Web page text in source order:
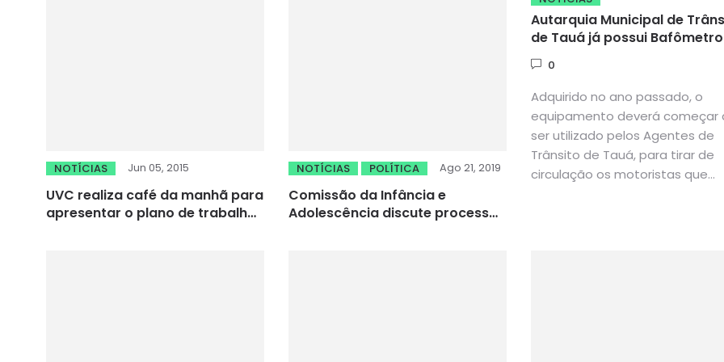
NOTÍCIAS Jun 05, 2015
UVC realiza café da manhã para
apresentar o plano de trabalho
NOTÍCIAS POLÍTICA Ago 21, 2019
Comissão da Infância e
Adolescência discute processo
Autarquia Municipal de
de Tauá já possui Bafômetro
0
Adquirido no ano passado, o
equipamento deverá começar
ser utilizado pelos Agentes de
Trânsito de Tauá, para tirar de
circulação os motoristas que...